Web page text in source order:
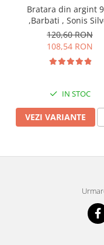
Bratara din argint
,Barbati , Sonis
120,60 RON
108,54 RON
IN STOC
VEZI VARIANTE